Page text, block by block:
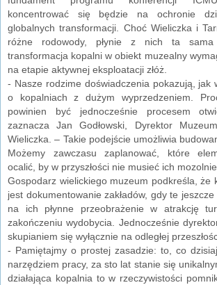
koncentrować się będzie na ochronie
globalnych transformacji. Choć Wieliczka i
różne rodowody, płynie z nich ta sama
transformacja kopalni w obiekt muzealny
na etapie aktywnej eksploatacji złóż.
- Nasze rodzime doświadczenia pokazują, jak
o kopalniach z dużym wyprzedzeniem.
powinien być jednocześnie procesem
zaznacza Jan Godłowski, Dyrektor
Wieliczka. – Takie podejście umożliwia
Możemy zawczasu zaplanować, które
ocalić, by w przyszłości nie musieć ich
Gospodarz wielickiego muzeum podkreśla, że
jest dokumentowanie zakładów, gdy te
na ich płynne przeobrażenie w atrakcję
zakończeniu wydobycia. Jednocześnie
skupianiem się wyłącznie na odległej
- Pamiętajmy o prostej zasadzie: to, co
narzędziem pracy, za sto lat stanie się
działająca kopalnia to w rzeczywistości